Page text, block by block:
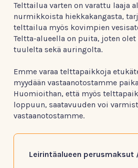
Telttailua varten on varattu laaja
nurmikkoista hiekkakangasta,
telttailua myös kovimpien
Teltta-alueella on puita, joten olet
tuulelta sekä auringolta.
Emme varaa telttapaikkoja
myydään vastaanotostamme
Huomioithan, että myös
loppuun, saatavuuden voi
vastaanotostamme.
Leirintäalueen perusmaksut